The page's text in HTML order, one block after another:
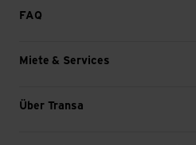
FAQ
Miete & Services
Über Transa